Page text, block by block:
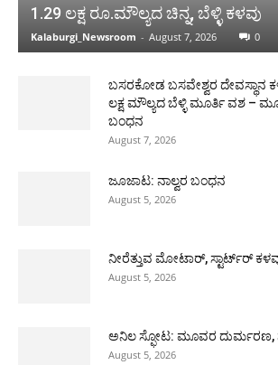
1.29 ಲಕ್ಷ ರೂ.ಮೌಲ್ಯದ ಚಿನ್ನ, ಬೆಳ್ಳಿ ಕಳವು
Kalaburgi_Newsroom - August 7, 2026 0
ಬಸರಕೋಡ ಬಸವೇಶ್ವರ ದೇವಸ್ಥಾನ
ಲಕ್ಷ ಮೌಲ್ಯದ ಬೆಳ್ಳಿ ಮೂರ್ತಿ ವಶ –
ಬಂಧನ
August 7, 2026
ಜೂಜಾಟ: ನಾಲ್ವರ ಬಂಧನ
August 5, 2026
ನೀರೆತ್ತುವ ಮೋಟಾರ್, ಸ್ಟಾರ್ಟ್‍ರ್
August 5, 2026
ಅನಿಲ ಸ್ಫೋಟ: ಮೂವರ ದುರ್ಮರಣ,
August 5, 2026